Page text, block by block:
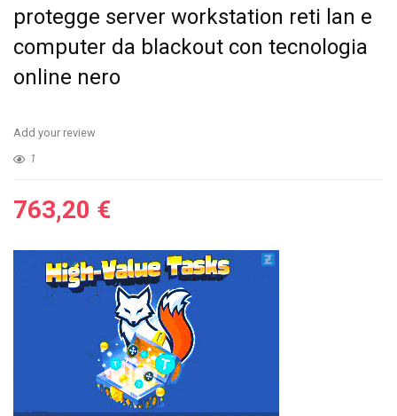
protegge server workstation reti lan e
computer da blackout con tecnologia
online nero
Add your review
1
763,20 €